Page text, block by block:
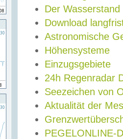
Der Wasserstand
Download
Astronomische
Höhensysteme
Einzugsgebiete
24h Regenradar
Seezeichen von
Aktualität der
PEGELONLINE-